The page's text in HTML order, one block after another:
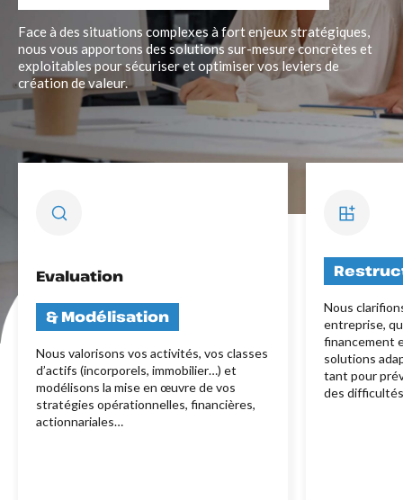
Face à des situations complexes à fort enjeux stratégiques,
nous vous apportons des solutions sur-mesure concrètes et
exploitables pour sécuriser et optimiser vos leviers de
création de valeur.
Evaluation
& Modélisation
Nous valorisons vos activités, vos classes
d’actifs (incorporels, immobilier…) et
modélisons la mise en œuvre de vos
stratégies opérationnelles, financières,
actionnariales…
Nous
entreprise,
financement
solutions
tant pour
des